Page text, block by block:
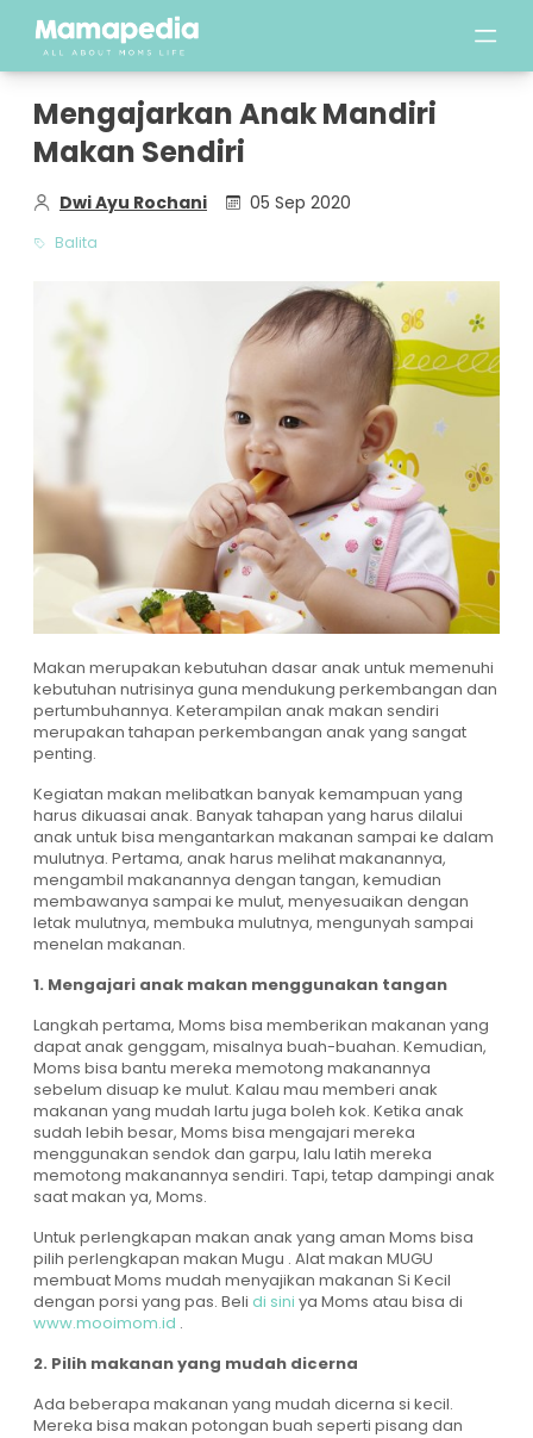
Mengajarkan Anak Mandiri
Makan Sendiri
Dwi Ayu Rochani 05 Sep 2020
Balita
Makan merupakan kebutuhan dasar anak untuk memenuhi
kebutuhan nutrisinya guna mendukung perkembangan dan
pertumbuhannya. Keterampilan anak makan sendiri
merupakan tahapan perkembangan anak yang sangat
penting.
Kegiatan makan melibatkan banyak kemampuan yang
harus dikuasai anak. Banyak tahapan yang harus dilalui
anak untuk bisa mengantarkan makanan sampai ke dalam
mulutnya. Pertama, anak harus melihat makanannya,
mengambil makanannya dengan tangan, kemudian
membawanya sampai ke mulut, menyesuaikan dengan
letak mulutnya, membuka mulutnya, mengunyah sampai
menelan makanan.
1. Mengajari anak makan menggunakan tangan
Langkah pertama, Moms bisa memberikan makanan yang
dapat anak genggam, misalnya buah-buahan. Kemudian,
Moms bisa bantu mereka memotong makanannya
sebelum disuap ke mulut. Kalau mau memberi anak
makanan yang mudah lartu juga boleh kok. Ketika anak
sudah lebih besar, Moms bisa mengajari mereka
menggunakan sendok dan garpu, lalu latih mereka
memotong makanannya sendiri. Tapi, tetap dampingi anak
saat makan ya, Moms.
Untuk perlengkapan makan anak yang aman Moms bisa
pilih perlengkapan makan Mugu . Alat makan MUGU
membuat Moms mudah menyajikan makanan Si Kecil
dengan porsi yang pas. Beli di sini ya Moms atau bisa di
www.mooimom.id .
2. Pilih makanan yang mudah dicerna
Ada beberapa makanan yang mudah dicerna si kecil.
Mereka bisa makan potongan buah seperti pisang dan